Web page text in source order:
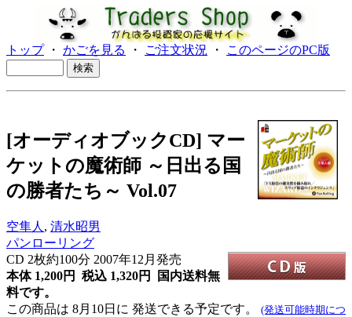
トップ・ かごを見る ・ ご注文状況 ・ このページのPC版
[オーディオブックCD] マー
ケットの魔術師 ～日出る国
の勝者たち～ Vol.07
空隼人 , 清水昭男
パンローリング
CD 2枚約100分 2007年12月発売
本体 1,200円 税込 1,320円
国内送料無
料です。
この商品は 8月10日に 発送できる予定です。 (発送可能時期につ